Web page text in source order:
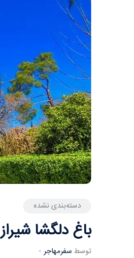
دسته‌بندی نشده
باغ دلگشا شیراز
توسط سفرمهاجر -